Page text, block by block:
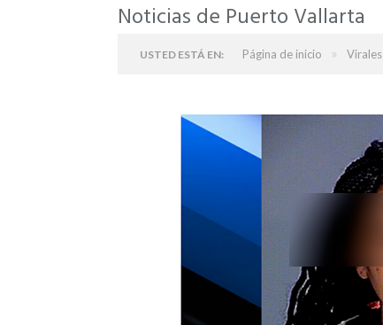
Noticias de Puerto Vallarta
USTED ESTÁ EN: Página de inicio » Virales